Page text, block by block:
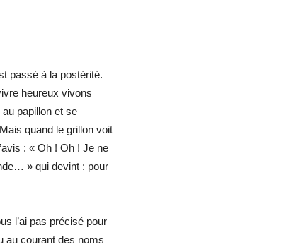
passé à la postérité.
heureux vivons
papillon et se
quand le grillon voit
: « Oh ! Oh ! Je ne
» qui devint : pour
l’ai pas précisé pour
au courant des noms